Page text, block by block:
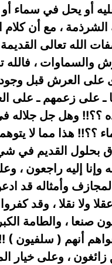
أو يحل في سماء أو
، مع أن كلام
الله تعالى
والسماوات ،
على العرش قبل
ـ على زعمهم ـ على
؟؟!! وهل جل جلاله
؟؟!! هذا مما لا
بحلول القديم في
وإنا إليه راجعون ،
وأمثاله قد
عقلا ولا نقلا ، وقد
صنعا ، والطامة
أنهم ( سلفيون
، وعلى خيار